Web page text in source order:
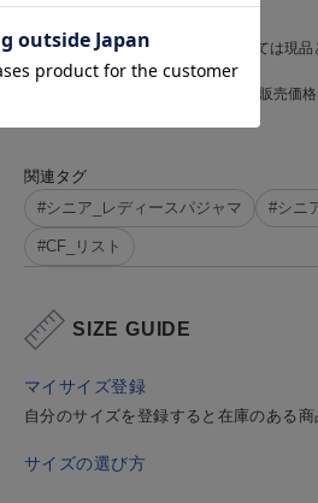
・画面の商品の色、イメージについては現
せ。
・WEB価格はオンラインショップの販売価
関連タグ
#シニア_レディースパジャマ
#シニ
#CF_リスト
SIZE GUIDE
マイサイズ登録
自分のサイズを登録すると在庫のある
サイズの選び方